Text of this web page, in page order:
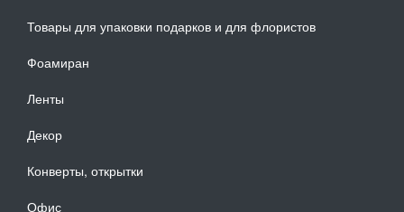
Товары для упаковки подарков и для флористов
Фоамиран
Ленты
Декор
Конверты, открытки
Офис